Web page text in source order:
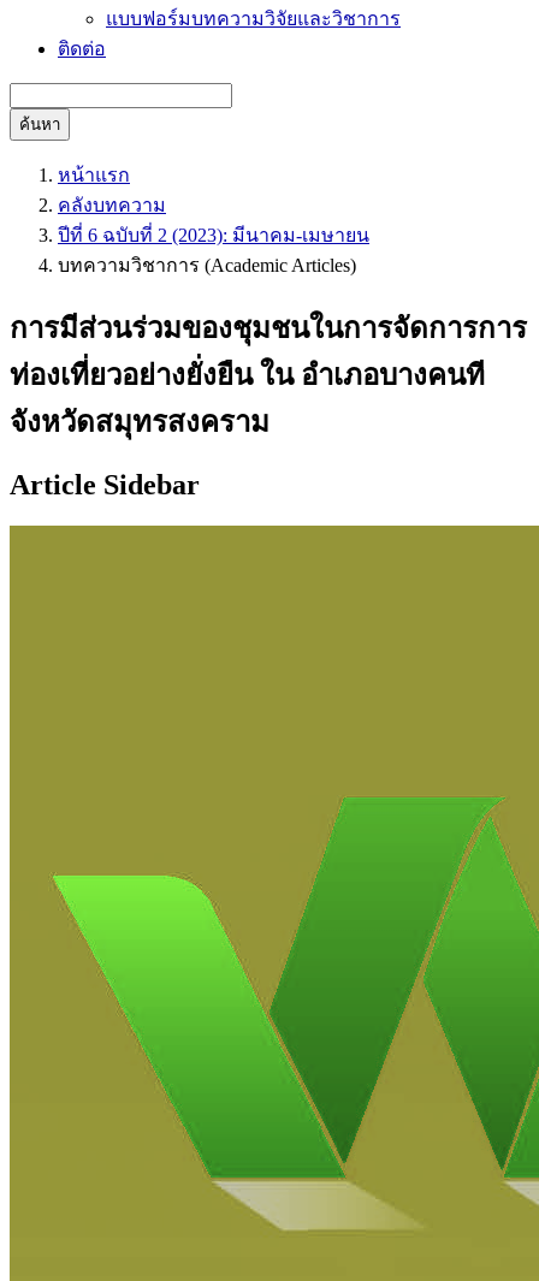
แบบฟอร์มบทความวิจัยและวิชาการ
ติดต่อ
ค้นหา
หน้าแรก
คลังบทความ
ปีที่ 6 ฉบับที่ 2 (2023): มีนาคม-เมษายน
บทความวิชาการ (Academic Articles)
การมีส่วนร่วมของชุมชนในการจัดการการ
ท่องเที่ยวอย่างยั่งยืน ใน อำเภอบางคนที
จังหวัดสมุทรสงคราม
Article Sidebar